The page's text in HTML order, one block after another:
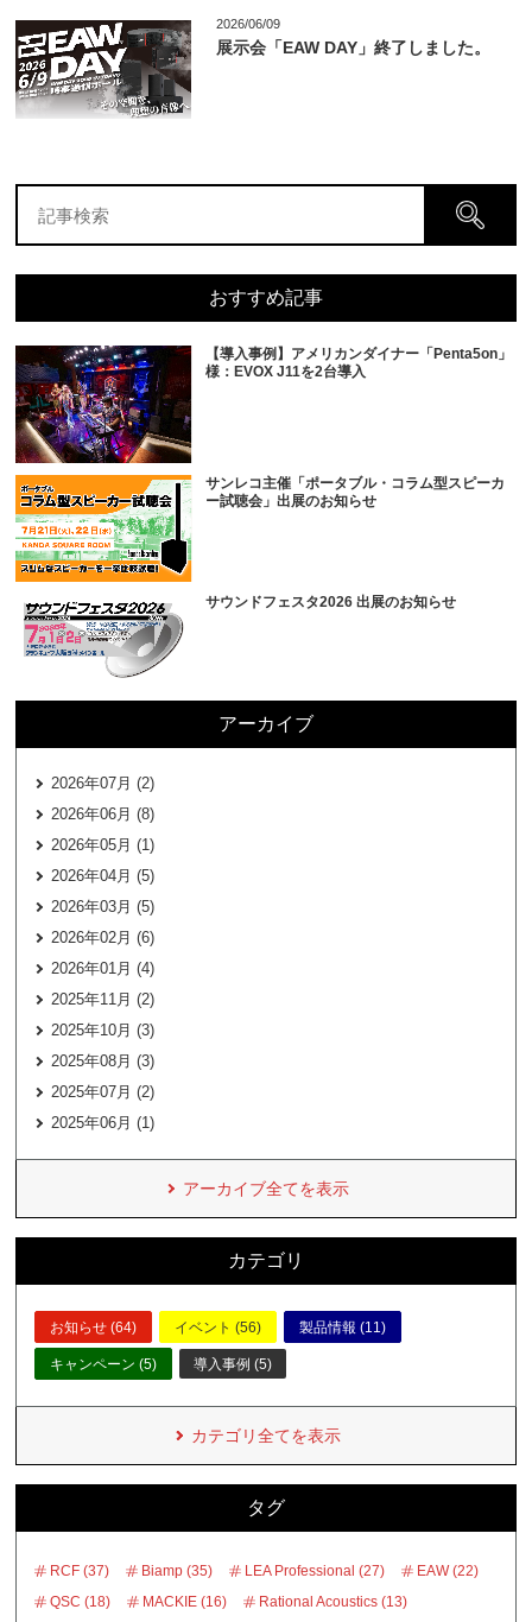
2026/06/09
展示会「EAW DAY」終了しました。
おすすめ記事
【導入事例】アメリカンダイナー「Penta5on」
様：EVOX J11を2台導入
サンレコ主催「ポータブル・コラム型スピーカ
ー試聴会」出展のお知らせ
サウンドフェスタ2026 出展のお知らせ
アーカイブ
2026年07月 (2)
2026年06月 (8)
2026年05月 (1)
2026年04月 (5)
2026年03月 (5)
2026年02月 (6)
2026年01月 (4)
2025年11月 (2)
2025年10月 (3)
2025年08月 (3)
2025年07月 (2)
2025年06月 (1)
アーカイブ全てを表示
カテゴリ
お知らせ (64) イベント (56) 製品情報 (11)
キャンペーン (5) 導入事例 (5)
カテゴリ全てを表示
タグ
RCF (37) Biamp (35) LEA Professional (27)
EAW (22)
QSC (18)
MACKIE (16)
Rational Acoustics (13)